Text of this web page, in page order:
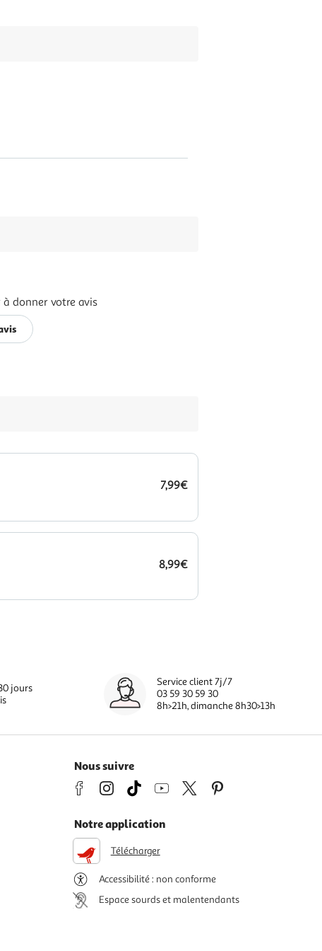
à donner votre avis
7,99€
8,99€
jours
Service client 7j/7
03 59 30 59 30
8h>21h, dimanche 8h30>13h
Nous suivre
Notre application
Télécharger
Accessibilité : non conforme
Espace sourds et malentendants